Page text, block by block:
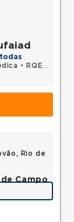
•
RQE 27004 - Cardiologia
Rio de
Campo
RJ,